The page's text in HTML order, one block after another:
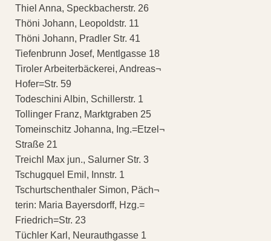
Thiel Anna, Speckbacherstr. 26
Thöni Johann, Leopoldstr. 11
Thöni Johann, Pradler Str. 41
Tiefenbrunn Josef, Mentlgasse 18
Tiroler Arbeiterbäckerei, Andreas¬
Hofer=Str. 59
Todeschini Albin, Schillerstr. 1
Tollinger Franz, Marktgraben 25
Tomeinschitz Johanna, Ing.=Etzel¬
Straße 21
Treichl Max jun., Salurner Str. 3
Tschugquel Emil, Innstr. 1
Tschurtschenthaler Simon, Päch¬
terin: Maria Bayersdorff, Hzg.=
Friedrich=Str. 23
Tüchler Karl, Neurauthgasse 1